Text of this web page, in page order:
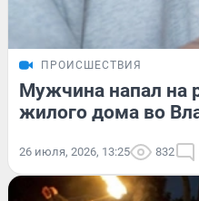
ПРОИСШЕСТВИЯ
Мужчина напал на
жилого дома во
26 июля, 2026, 13:25 832